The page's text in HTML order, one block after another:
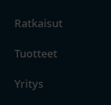
Ratkaisut
Tuotteet
Yritys